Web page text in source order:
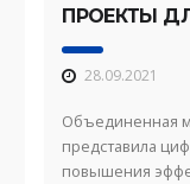
ПРОЕКТЫ
28.09.2021
Объединенная
представила
повышения